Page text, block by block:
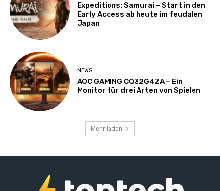
Expeditions: Samurai – Start in den
Early Access ab heute im feudalen
Japan
NEWS
AOC GAMING CQ32G4ZA – Ein
Monitor für drei Arten von Spielen
Mehr laden